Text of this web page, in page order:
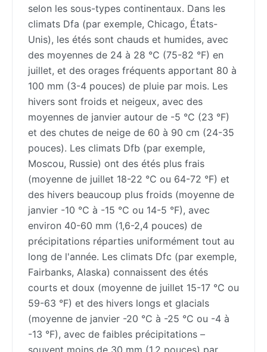
selon les sous-types continentaux. Dans les
climats Dfa (par exemple, Chicago, États-
Unis), les étés sont chauds et humides, avec
des moyennes de 24 à 28 °C (75-82 °F) en
juillet, et des orages fréquents apportant 80 à
100 mm (3-4 pouces) de pluie par mois. Les
hivers sont froids et neigeux, avec des
moyennes de janvier autour de -5 °C (23 °F)
et des chutes de neige de 60 à 90 cm (24-35
pouces). Les climats Dfb (par exemple,
Moscou, Russie) ont des étés plus frais
(moyenne de juillet 18-22 °C ou 64-72 °F) et
des hivers beaucoup plus froids (moyenne de
janvier -10 °C à -15 °C ou 14-5 °F), avec
environ 40-60 mm (1,6-2,4 pouces) de
précipitations réparties uniformément tout au
long de l'année. Les climats Dfc (par exemple,
Fairbanks, Alaska) connaissent des étés
courts et doux (moyenne de juillet 15-17 °C ou
59-63 °F) et des hivers longs et glacials
(moyenne de janvier -20 °C à -25 °C ou -4 à
-13 °F), avec de faibles précipitations –